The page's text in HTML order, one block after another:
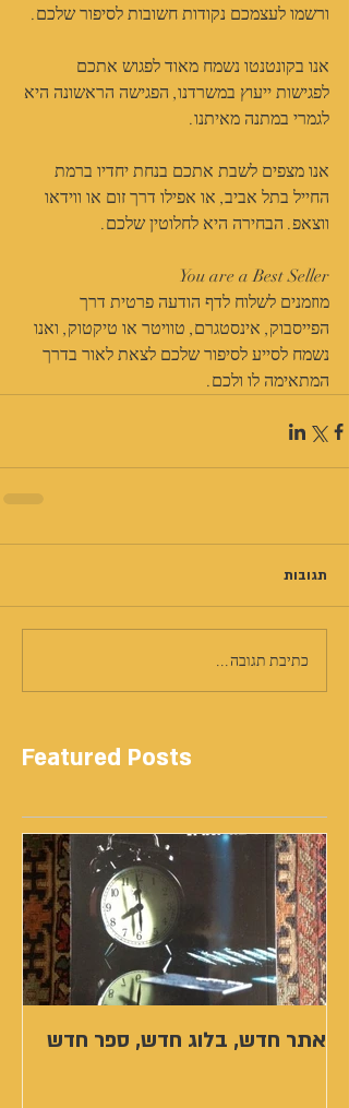
ורשמו לעצמכם נקודות חשובות לסיפור שלכם.
אנו בקונטנטו נשמח מאוד לפגוש אתכם
לפגישות ייעוץ במשרדנו, הפגישה הראשונה היא
לגמרי במתנה מאיתנו.
אנו מצפים לשבת אתכם בנחת יחדיו ברמת
החייל בתל אביב, או אפילו דרך זום או ווידאו
ווצאפ. הבחירה היא לחלוטין שלכם.
You are a Best Seller
מוזמנים לשלוח לדף הודעה פרטית דרך
הפייסבוק, אינסטגרם, טוויטר או טיקטוק, ואנו
נשמח לסייע לסיפור שלכם לצאת לאור בדרך
המתאימה לו ולכם.
תגובות
כתיבת תגובה...
Featured Posts
אתר חדש, בלוג חדש, ספר חדש